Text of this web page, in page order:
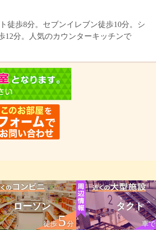
徒歩8分。セブンイレブン徒歩10分。シ
12分。人気のカウンターキッチンで
ローソン
徒歩5分
タクト
車で